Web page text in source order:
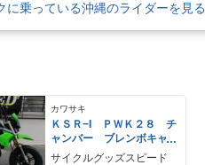
に乗っている沖縄のライダーを見る
カワサキ
ＫＳＲ−I ＰＷＫ２８ チ
ャンバー ブレンボキャ
リパー
サイクルグッズスピード